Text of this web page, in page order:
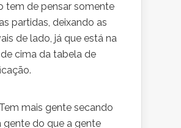
tem de pensar somente
partidas, deixando as
de lado, já que está na
cima da tabela de
mais gente secando
gente do que a gente